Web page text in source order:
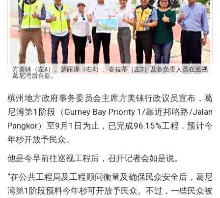
方美铼（左4）、瑟丽娜（右4）、峇拉蒂（左3）及各负责人员在巡视
葛尼湾后合影。
槟州地方政府事务委员会主席方美铼行政议员宣布，葛
尼湾第1阶段（Gurney Bay Priority 1/靠近邦咯路/Jalan
Pangkor）至9月1日为止，已完成96.15%工程，预计今
年杪开放予民众。
他是今早前往巡视工程后，召开记者会如是说。
“在公共工程局及工程顾问衡量及确保民众安全后，葛尼
湾第1阶段预料今年杪可开放予民众。不过，一些民众被